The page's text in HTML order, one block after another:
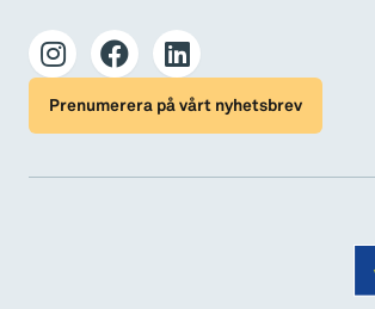
Prenumerera på vårt nyhetsbrev